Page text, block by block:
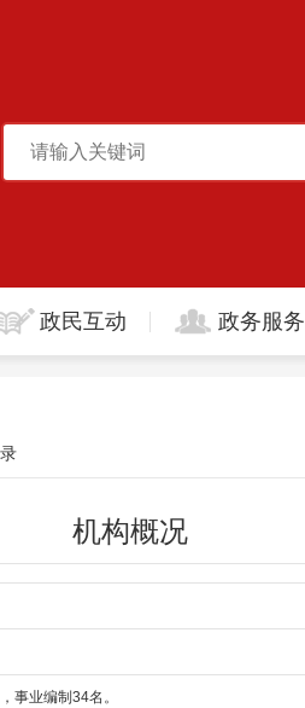
政民互动 政务服务